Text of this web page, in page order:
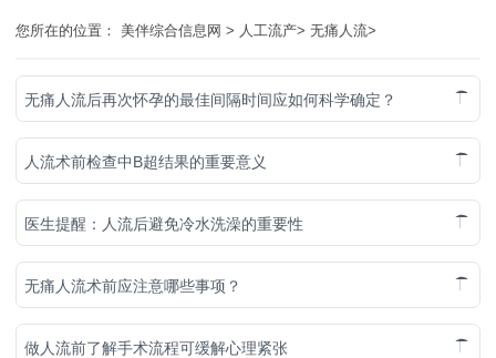
您所在的位置： 美伴综合信息网 > 人工流产> 无痛人流>
无痛人流后再次怀孕的最佳间隔时间应如何科学确定？
人流术前检查中B超结果的重要意义
医生提醒：人流后避免冷水洗澡的重要性
无痛人流术前应注意哪些事项？
做人流前了解手术流程可缓解心理紧张